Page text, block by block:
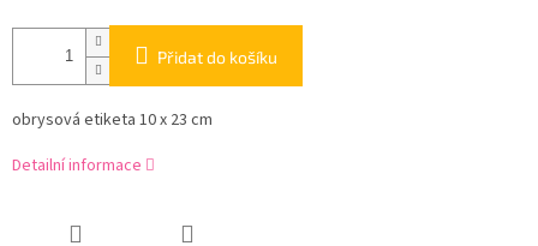
Přidat do košíku
obrysová etiketa 10 x 23 cm
Detailní informace